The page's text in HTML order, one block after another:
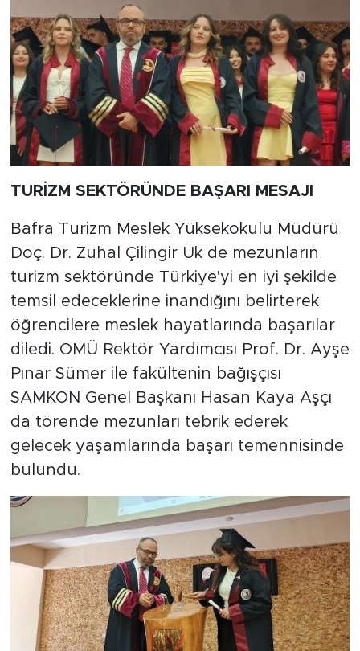
TURİZM SEKTÖRÜNDE BAŞARI MESAJI
Bafra Turizm Meslek Yüksekokulu Müdürü
Doç. Dr. Zuhal Çilingir Ük de mezunların
turizm sektöründe Türkiye'yi en iyi şekilde
temsil edeceklerine inandığını belirterek
öğrencilere meslek hayatlarında başarılar
diledi. OMÜ Rektör Yardımcısı Prof. Dr. Ayşe
Pınar Sümer ile fakültenin bağışçısı
SAMKON Genel Başkanı Hasan Kaya Aşçı
da törende mezunları tebrik ederek
gelecek yaşamlarında başarı temennisinde
bulundu.